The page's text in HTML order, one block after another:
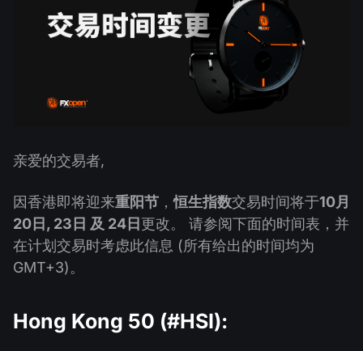
什么是PAMM?
PAMM ECN
交易者工具
外汇竞赛
交易平台
iOS FXOpen App
外汇VPS
新闻和分析
外汇论坛
帮助中心
什么是ECN交易？
什么是外汇经纪商？
联系我们
亲爱的交易者,
因香港即将迎来重阳节 ，恒生指数交易时间将于10月
20日, 23日 及 24日更改。 请参阅下面的时间表，并
在计划交易时考虑此信息 (所有给出的时间均为
GMT+3)。
Hong Kong 50 (#HSI):